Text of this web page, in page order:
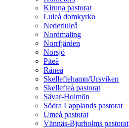
Kiruna pastorat
Luleå domkyrko
Nederluleå
Nordmaling
Norrfjärden
Norsjö
Piteå
Råneå
Skelleftehamn/Ursviken
Skellefteå pastorat
Sävar-Holmön
Södra Lapplands pastorat
Umeå pastorat
Vännäs-Bjurholms pastorat